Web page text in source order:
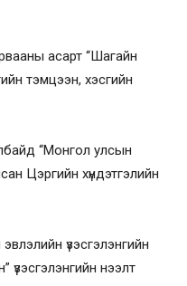
асарт “Шагайн
тэмцээн, хэсгийн
“Монгол улсын
Цэргийн хүндэтгэлийн
үзэсгэлэнгийн
нээлт